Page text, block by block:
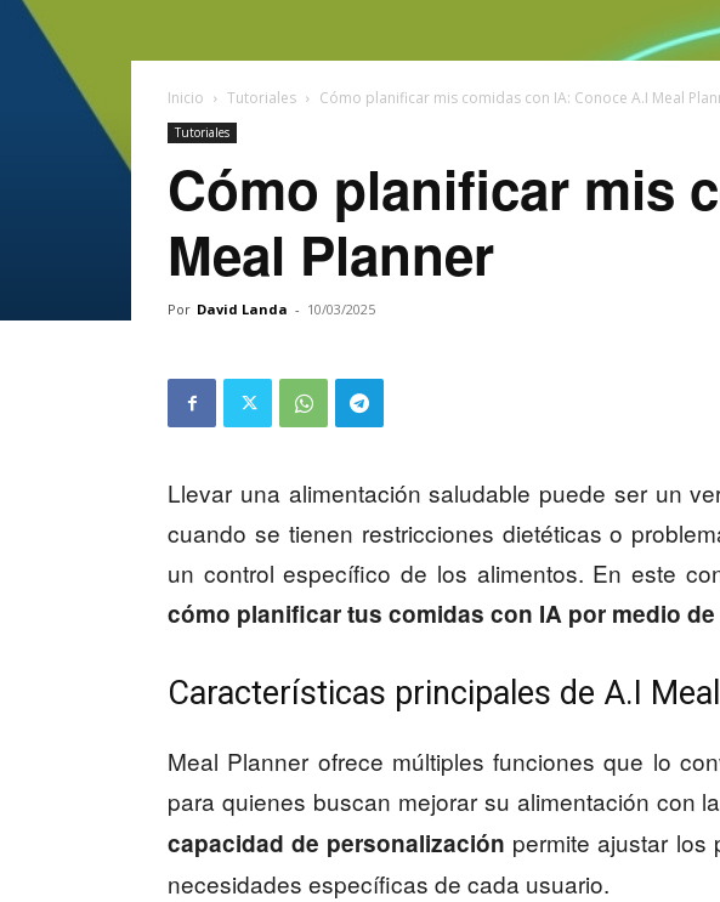
Inicio Tutoriales Cómo planificar mis comidas con IA: Conoce A.I Meal
Tutoriales
Cómo planificar mis
Meal Planner
Por David Landa - 10/03/2025
Llevar una alimentación saludable puede ser un
cuando se tienen restricciones dietéticas o
un control específico de los alimentos. En este
cómo planificar tus comidas con IA por medio de
Características principales de A.I
Meal Planner ofrece múltiples funciones que lo
para quienes buscan mejorar su alimentación con
capacidad de personalización permite ajustar los
necesidades específicas de cada usuario.